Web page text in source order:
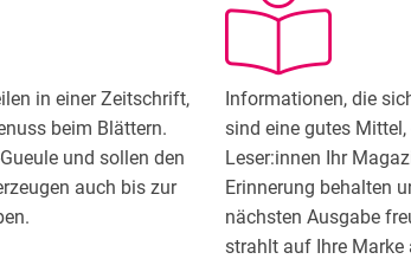
in einer Zeitschrift,
beim Blättern.
und sollen den
auch bis zur
Informationen, die
sind eine gutes
Leser:innen Ihr
Erinnerung behalten
nächsten Ausgabe
strahlt auf Ihre Marke